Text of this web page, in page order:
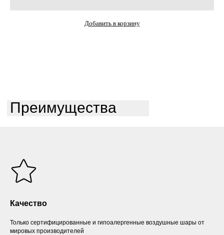
Добавить в корзину
Преимущества
Качество
Только сертифицированные и гипоалергенные воздушные шары от
мировых производителей